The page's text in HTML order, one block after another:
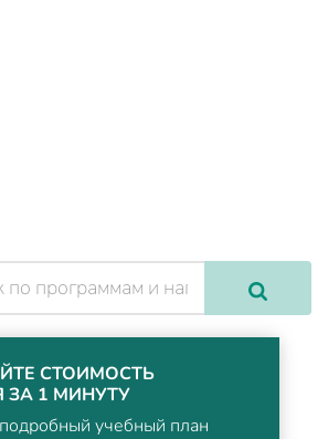
СТОИМОСТЬ
ЗА 1 МИНУТУ
учебный план